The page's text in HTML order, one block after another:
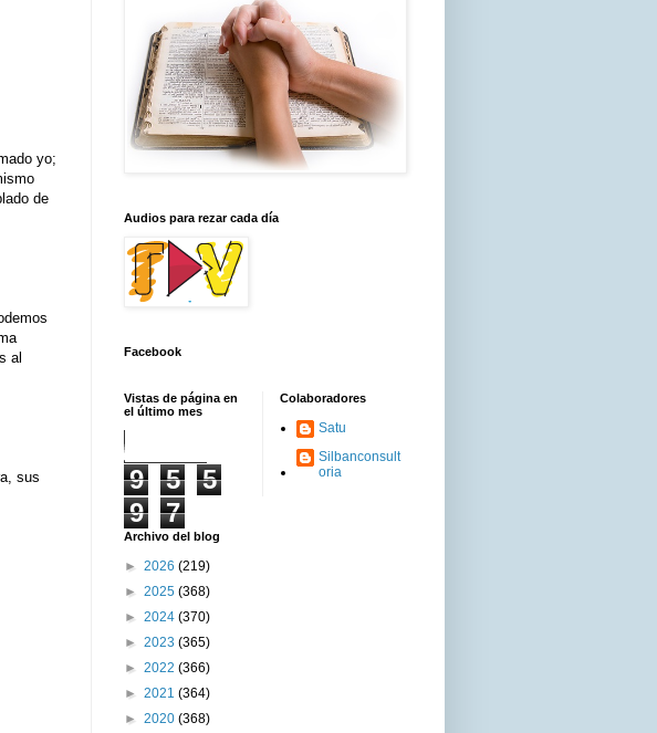
yo;
de
al
sus
Audios para rezar cada día
Facebook
Vistas de página en
el último mes
9 5
5
9
7
Colaboradores
Satu
Silbanconsult
oria
Archivo del blog
► 2026 (219)
► 2025 (368)
► 2024 (370)
► 2023 (365)
► 2022 (366)
► 2021 (364)
► 2020 (368)